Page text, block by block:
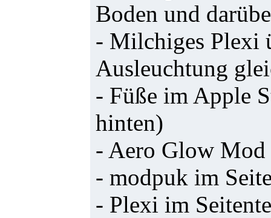
Boden und
- Milchiges Plexi
Ausleuchtung
- Füße im Apple
hinten)
- Aero Glow Mod
- modpuk im
- Plexi im